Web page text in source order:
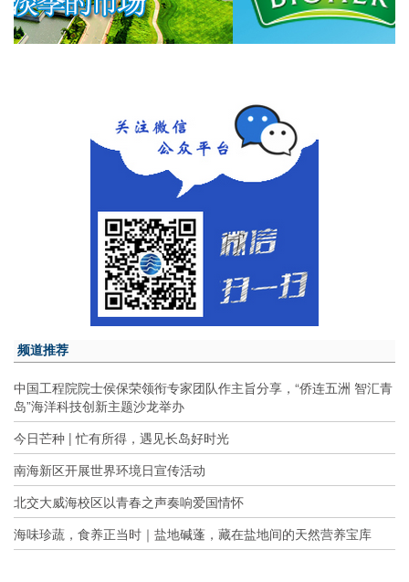
频道推荐
中国工程院院士侯保荣领衔专家团队作主旨分享，“侨连五洲 智汇青
岛”海洋科技创新主题沙龙举办
今日芒种 | 忙有所得，遇见长岛好时光
南海新区开展世界环境日宣传活动
北交大威海校区以青春之声奏响爱国情怀
海味珍蔬，食养正当时｜盐地碱蓬，藏在盐地间的天然营养宝库